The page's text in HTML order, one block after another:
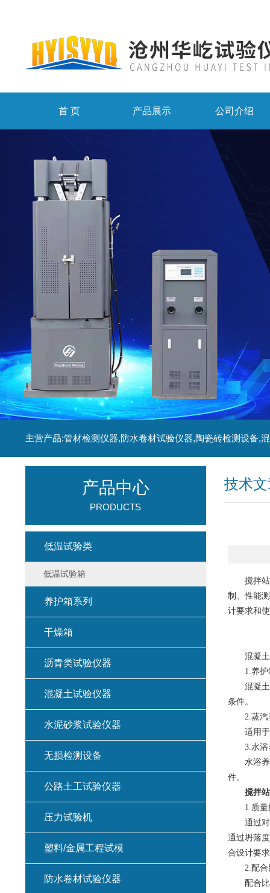
首 页 产品展示 公司介绍
技术
搅拌站试
制、性能
计要求和
混凝土
1.养护
混凝土样
条件。
2.蒸汽
适用于需
3.水浴
水浴养护
件。
搅拌
1.质量
通过对混
通过坍落
合设计要
2.配合
配合比是
产品中心
PRODUCTS
低温试验类
低温试验箱
养护箱系列
干燥箱
沥青类试验仪器
混凝土试验仪器
水泥砂浆试验仪器
无损检测设备
公路土工试验仪器
压力试验机
塑料/金属工程试模
防水卷材试验仪器